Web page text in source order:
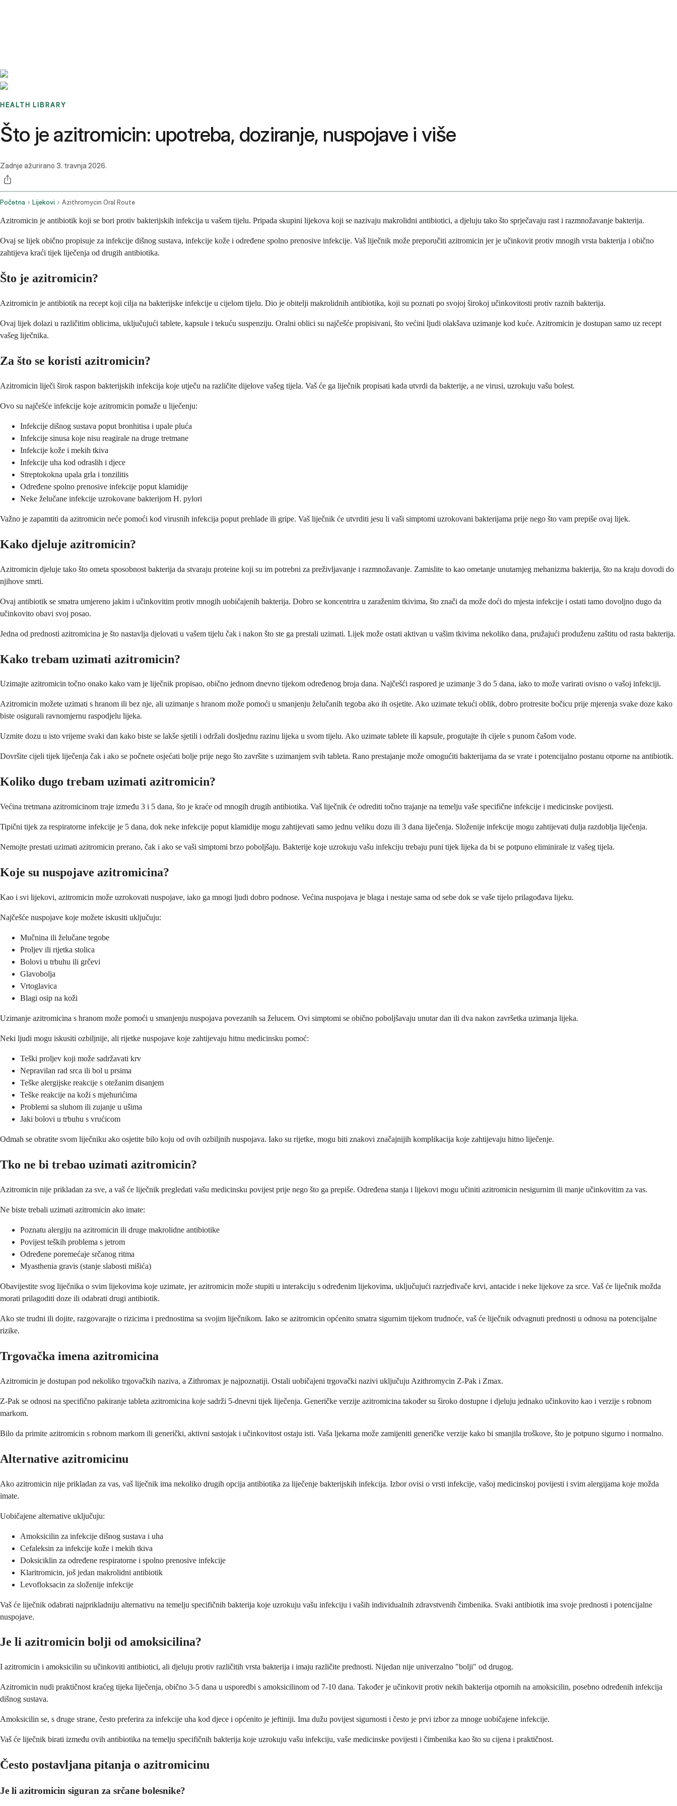
HEALTH LIBRARY
Što je azitromicin: upotreba, doziranje, nuspojave i više
Zadnje ažurirano 3. travnja 2026.
Početna Lijekovi Azithromycin Oral Route
Azitromicin je antibiotik koji se bori protiv bakterijskih infekcija u vašem tijelu. Pripada skupini lijekova koji se nazivaju makrolidni antibiotici, a djeluju tako što sprječavaju rast i razmnožavanje bakterija.
Ovaj se lijek obično propisuje za infekcije dišnog sustava, infekcije kože i određene spolno prenosive infekcije. Vaš liječnik može preporučiti azitromicin jer je učinkovit protiv mnogih vrsta bakterija i obično
zahtijeva kraći tijek liječenja od drugih antibiotika.
Što je azitromicin?
Azitromicin je antibiotik na recept koji cilja na bakterijske infekcije u cijelom tijelu. Dio je obitelji makrolidnih antibiotika, koji su poznati po svojoj širokoj učinkovitosti protiv raznih bakterija.
Ovaj lijek dolazi u različitim oblicima, uključujući tablete, kapsule i tekuću suspenziju. Oralni oblici su najčešće propisivani, što većini ljudi olakšava uzimanje kod kuće. Azitromicin je dostupan samo uz recept
vašeg liječnika.
Za što se koristi azitromicin?
Azitromicin liječi širok raspon bakterijskih infekcija koje utječu na različite dijelove vašeg tijela. Vaš će ga liječnik propisati kada utvrdi da bakterije, a ne virusi, uzrokuju vašu bolest.
Ovo su najčešće infekcije koje azitromicin pomaže u liječenju:
Infekcije dišnog sustava poput bronhitisa i upale pluća
Infekcije sinusa koje nisu reagirale na druge tretmane
Infekcije kože i mekih tkiva
Infekcije uha kod odraslih i djece
Streptokokna upala grla i tonzilitis
Određene spolno prenosive infekcije poput klamidije
Neke želučane infekcije uzrokovane bakterijom H. pylori
Važno je zapamtiti da azitromicin neće pomoći kod virusnih infekcija poput prehlade ili gripe. Vaš liječnik će utvrditi jesu li vaši simptomi uzrokovani bakterijama prije nego što vam prepiše ovaj lijek.
Kako djeluje azitromicin?
Azitromicin djeluje tako što ometa sposobnost bakterija da stvaraju proteine koji su im potrebni za preživljavanje i razmnožavanje. Zamislite to kao ometanje unutarnjeg mehanizma bakterija, što na kraju dovodi do
njihove smrti.
Ovaj antibiotik se smatra umjereno jakim i učinkovitim protiv mnogih uobičajenih bakterija. Dobro se koncentrira u zaraženim tkivima, što znači da može doći do mjesta infekcije i ostati tamo dovoljno dugo da
učinkovito obavi svoj posao.
Jedna od prednosti azitromicina je što nastavlja djelovati u vašem tijelu čak i nakon što ste ga prestali uzimati. Lijek može ostati aktivan u vašim tkivima nekoliko dana, pružajući produženu zaštitu od rasta bakterija.
Kako trebam uzimati azitromicin?
Uzimajte azitromicin točno onako kako vam je liječnik propisao, obično jednom dnevno tijekom određenog broja dana. Najčešći raspored je uzimanje 3 do 5 dana, iako to može varirati ovisno o vašoj infekciji.
Azitromicin možete uzimati s hranom ili bez nje, ali uzimanje s hranom može pomoći u smanjenju želučanih tegoba ako ih osjetite. Ako uzimate tekući oblik, dobro protresite bočicu prije mjerenja svake doze kako
biste osigurali ravnomjernu raspodjelu lijeka.
Uzmite dozu u isto vrijeme svaki dan kako biste se lakše sjetili i održali dosljednu razinu lijeka u svom tijelu. Ako uzimate tablete ili kapsule, progutajte ih cijele s punom čašom vode.
Dovršite cijeli tijek liječenja čak i ako se počnete osjećati bolje prije nego što završite s uzimanjem svih tableta. Rano prestajanje može omogućiti bakterijama da se vrate i potencijalno postanu otporne na antibiotik.
Koliko dugo trebam uzimati azitromicin?
Većina tretmana azitromicinom traje između 3 i 5 dana, što je kraće od mnogih drugih antibiotika. Vaš liječnik će odrediti točno trajanje na temelju vaše specifične infekcije i medicinske povijesti.
Tipični tijek za respiratorne infekcije je 5 dana, dok neke infekcije poput klamidije mogu zahtijevati samo jednu veliku dozu ili 3 dana liječenja. Složenije infekcije mogu zahtijevati dulja razdoblja liječenja.
Nemojte prestati uzimati azitromicin prerano, čak i ako se vaši simptomi brzo poboljšaju. Bakterije koje uzrokuju vašu infekciju trebaju puni tijek lijeka da bi se potpuno eliminirale iz vašeg tijela.
Koje su nuspojave azitromicina?
Kao i svi lijekovi, azitromicin može uzrokovati nuspojave, iako ga mnogi ljudi dobro podnose. Većina nuspojava je blaga i nestaje sama od sebe dok se vaše tijelo prilagođava lijeku.
Najčešće nuspojave koje možete iskusiti uključuju:
Mučnina ili želučane tegobe
Proljev ili rijetka stolica
Bolovi u trbuhu ili grčevi
Glavobolja
Vrtoglavica
Blagi osip na koži
Uzimanje azitromicina s hranom može pomoći u smanjenju nuspojava povezanih sa želucem. Ovi simptomi se obično poboljšavaju unutar dan ili dva nakon završetka uzimanja lijeka.
Neki ljudi mogu iskusiti ozbiljnije, ali rijetke nuspojave koje zahtijevaju hitnu medicinsku pomoć:
Teški proljev koji može sadržavati krv
Nepravilan rad srca ili bol u prsima
Teške alergijske reakcije s otežanim disanjem
Teške reakcije na koži s mjehurićima
Problemi sa sluhom ili zujanje u ušima
Jaki bolovi u trbuhu s vrućicom
Odmah se obratite svom liječniku ako osjetite bilo koju od ovih ozbiljnih nuspojava. Iako su rijetke, mogu biti znakovi značajnijih komplikacija koje zahtijevaju hitno liječenje.
Tko ne bi trebao uzimati azitromicin?
Azitromicin nije prikladan za sve, a vaš će liječnik pregledati vašu medicinsku povijest prije nego što ga prepiše. Određena stanja i lijekovi mogu učiniti azitromicin nesigurnim ili manje učinkovitim za vas.
Ne biste trebali uzimati azitromicin ako imate:
Poznatu alergiju na azitromicin ili druge makrolidne antibiotike
Povijest teških problema s jetrom
Određene poremećaje srčanog ritma
Myasthenia gravis (stanje slabosti mišića)
Obavijestite svog liječnika o svim lijekovima koje uzimate, jer azitromicin može stupiti u interakciju s određenim lijekovima, uključujući razrjeđivače krvi, antacide i neke lijekove za srce. Vaš će liječnik možda
morati prilagoditi doze ili odabrati drugi antibiotik.
Ako ste trudni ili dojite, razgovarajte o rizicima i prednostima sa svojim liječnikom. Iako se azitromicin općenito smatra sigurnim tijekom trudnoće, vaš će liječnik odvagnuti prednosti u odnosu na potencijalne
rizike.
Trgovačka imena azitromicina
Azitromicin je dostupan pod nekoliko trgovačkih naziva, a Zithromax je najpoznatiji. Ostali uobičajeni trgovački nazivi uključuju Azithromycin Z-Pak i Zmax.
Z-Pak se odnosi na specifično pakiranje tableta azitromicina koje sadrži 5-dnevni tijek liječenja. Generičke verzije azitromicina također su široko dostupne i djeluju jednako učinkovito kao i verzije s robnom
markom.
Bilo da primite azitromicin s robnom markom ili generički, aktivni sastojak i učinkovitost ostaju isti. Vaša ljekarna može zamijeniti generičke verzije kako bi smanjila troškove, što je potpuno sigurno i normalno.
Alternative azitromicinu
Ako azitromicin nije prikladan za vas, vaš liječnik ima nekoliko drugih opcija antibiotika za liječenje bakterijskih infekcija. Izbor ovisi o vrsti infekcije, vašoj medicinskoj povijesti i svim alergijama koje možda
imate.
Uobičajene alternative uključuju:
Amoksicilin za infekcije dišnog sustava i uha
Cefaleksin za infekcije kože i mekih tkiva
Doksiciklin za određene respiratorne i spolno prenosive infekcije
Klaritromicin, još jedan makrolidni antibiotik
Levofloksacin za složenije infekcije
Vaš će liječnik odabrati najprikladniju alternativu na temelju specifičnih bakterija koje uzrokuju vašu infekciju i vaših individualnih zdravstvenih čimbenika. Svaki antibiotik ima svoje prednosti i potencijalne
nuspojave.
Je li azitromicin bolji od amoksicilina?
I azitromicin i amoksicilin su učinkoviti antibiotici, ali djeluju protiv različitih vrsta bakterija i imaju različite prednosti. Nijedan nije univerzalno "bolji" od drugog.
Azitromicin nudi praktičnost kraćeg tijeka liječenja, obično 3-5 dana u usporedbi s amoksicilinom od 7-10 dana. Također je učinkovit protiv nekih bakterija otpornih na amoksicilin, posebno određenih infekcija
dišnog sustava.
Amoksicilin se, s druge strane, često preferira za infekcije uha kod djece i općenito je jeftiniji. Ima dužu povijest sigurnosti i često je prvi izbor za mnoge uobičajene infekcije.
Vaš će liječnik birati između ovih antibiotika na temelju specifičnih bakterija koje uzrokuju vašu infekciju, vaše medicinske povijesti i čimbenika kao što su cijena i praktičnost.
Često postavljana pitanja o azitromicinu
Je li azitromicin siguran za srčane bolesnike?